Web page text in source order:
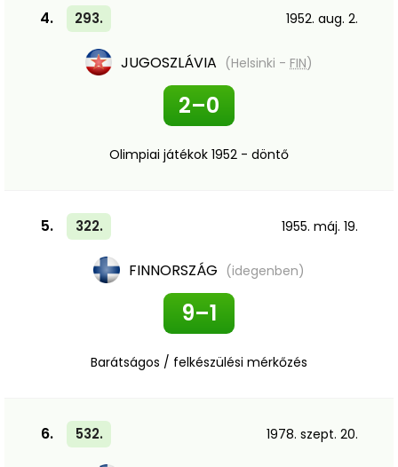
4. 293. 1952. aug. 2.
JUGOSZLÁVIA (Helsinki - FIN)
2–0
Olimpiai játékok 1952 - döntő
5. 322. 1955. máj. 19.
FINNORSZÁG (idegenben)
9–1
Barátságos / felkészülési mérkőzés
6. 532. 1978. szept. 20.